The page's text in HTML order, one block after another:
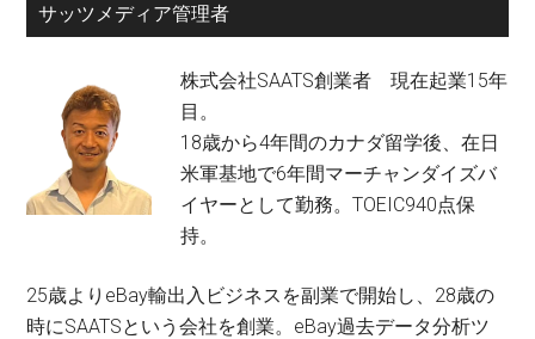
サッツメディア管理者
株式会社SAATS創業者 現在起業15年
目。
18歳から4年間のカナダ留学後、在日
米軍基地で6年間マーチャンダイズバ
イヤーとして勤務。TOEIC940点保
持。
25歳よりeBay輸出入ビジネスを副業で開始し、28歳の
時にSAATSという会社を創業。eBay過去データ分析ツ